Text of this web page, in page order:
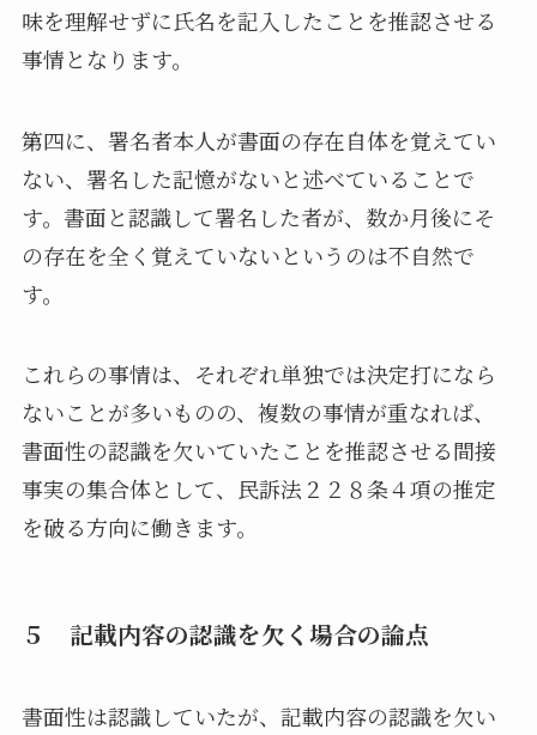
味を理解せずに氏名を記入したことを推認させる
事情となります。
第四に、署名者本人が書面の存在自体を覚えてい
ない、署名した記憶がないと述べていることで
す。書面と認識して署名した者が、数か月後にそ
の存在を全く覚えていないというのは不自然で
す。
これらの事情は、それぞれ単独では決定打になら
ないことが多いものの、複数の事情が重なれば、
書面性の認識を欠いていたことを推認させる間接
事実の集合体として、民訴法２２８条４項の推定
を破る方向に働きます。
５ 記載内容の認識を欠く場合の論点
書面性は認識していたが、記載内容の認識を欠い